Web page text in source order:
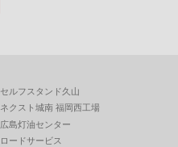
セルフスタンド久山
ネクスト城南 福岡西工場
広島灯油センター
ロードサービス